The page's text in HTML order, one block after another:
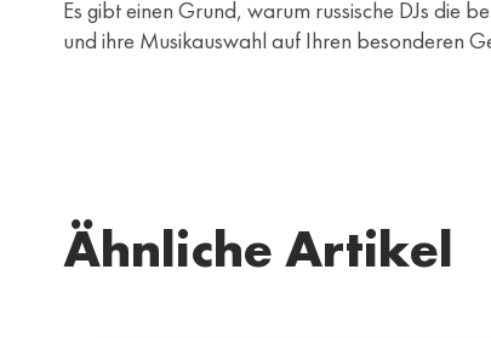
Es gibt einen Grund, warum russische DJs die
und ihre Musikauswahl auf Ihren besonderen
Ähnliche Artikel